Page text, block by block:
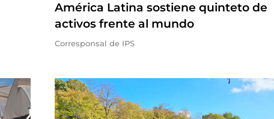
América Latina sostiene quinteto de
activos frente al mundo
Corresponsal de IPS